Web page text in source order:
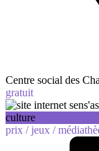
Centre social des
gratuit
culture
prix /jeux /